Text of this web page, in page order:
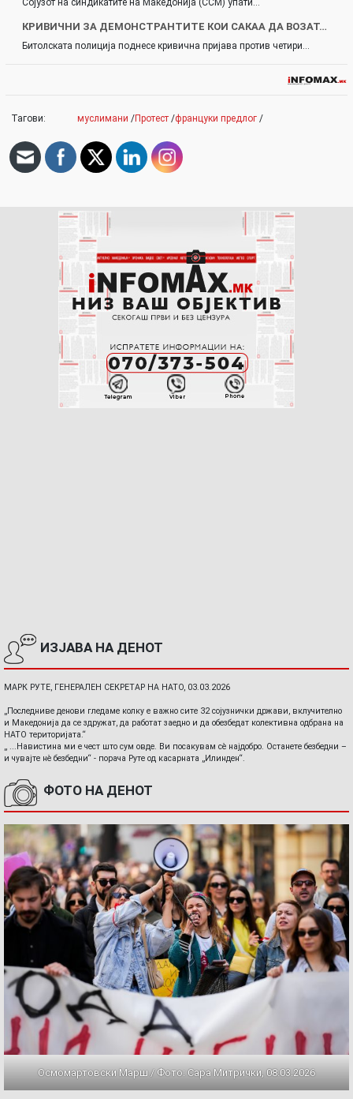
Сојузот на синдикатите на Македонија (ССМ) упати…
КРИВИЧНИ ЗА ДЕМОНСТРАНТИТЕ КОИ САКАА ДА ВОЗАТ…
Битолската полиција поднесе кривична пријава против четири…
Тагови: муслимани /Протест /француки предлог /
ИЗЈАВА НА ДЕНОТ
МАРК РУТЕ, ГЕНЕРАЛЕН СЕКРЕТАР НА НАТО, 03.03.2026
„Последниве денови гледаме колку е важно сите 32 сојузнички држави, вклучително
и Македонија да се здружат, да работат заедно и да обезбедат колективна одбрана на
НАТО територијата.“
„ ...Навистина ми е чест што сум овде. Ви посакувам сè најдобро. Останете безбедни –
и чувајте нè безбедни“ - порача Руте од касарната „Илинден“.
ФОТО НА ДЕНОТ
Осмомартовски Марш / Фото: Сара Митрички, 08.03.2026